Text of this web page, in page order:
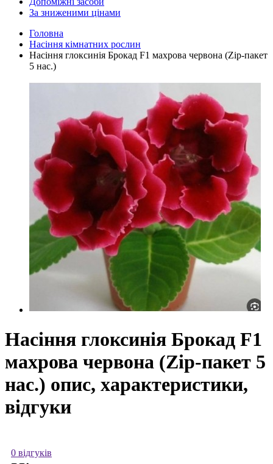
За зниженими цінами
Головна
Насіння кімнатних рослин
Насіння глоксинія Брокад F1 махрова червона (Zip-пакет
5 нас.)
Насіння глоксинія Брокад F1
махрова червона (Zip-пакет 5
нас.) опис, характеристики,
відгуки
0 відгуків